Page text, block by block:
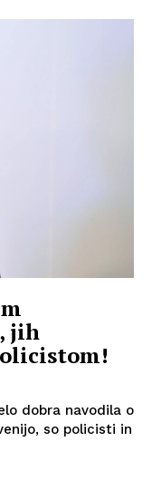
jih
dobra navodila o
so policisti in